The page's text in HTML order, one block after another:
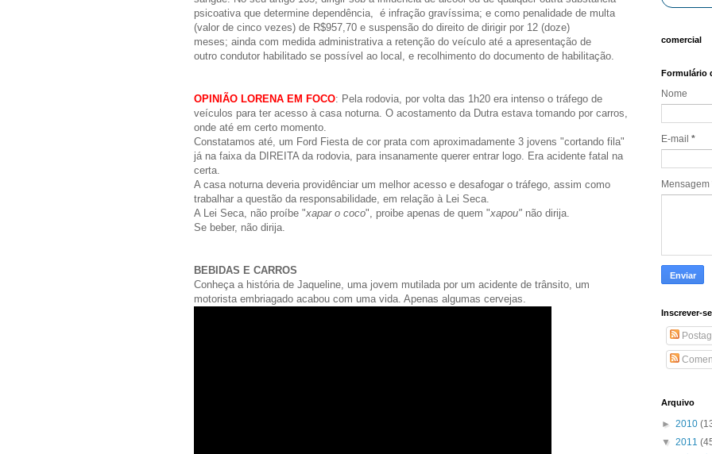
psicoativa que determine dependência, é infração gravíssima; e como penalidade de multa
(valor de cinco vezes) de R$957,70 e suspensão do direito de dirigir por 12 (doze)
meses; ainda com medida administrativa a retenção do veículo até a apresentação de
outro condutor habilitado se possível ao local, e recolhimento do documento de habilitação.
OPINIÃO LORENA EM FOCO: Pela rodovia, por volta das 1h20 era intenso o tráfego de
veículos para ter acesso à casa noturna. O acostamento da Dutra estava tomando por carros,
onde até em certo momento.
Constatamos até, um Ford Fiesta de cor prata com aproximadamente 3 jovens "cortando fila"
já na faixa da DIREITA da rodovia, para insanamente querer entrar logo. Era acidente fatal na
certa.
A casa noturna deveria providênciar um melhor acesso e desafogar o tráfego, assim como
trabalhar a questão da responsabilidade, em relação à Lei Seca.
A Lei Seca, não proíbe "xapar o coco", proibe apenas de quem "xapou" não dirija.
Se beber, não dirija.
BEBIDAS E CARROS
Conheça a história de Jaqueline, uma jovem mutilada por um acidente de trânsito, um
motorista embriagado acabou com uma vida. Apenas algumas cervejas.
comercial
Formulário
Nome
E-mail *
Mensagem
Inscrever-
Arquivo
► 2010
▼ 2011